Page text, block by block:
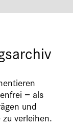
− als
und
verleihen.